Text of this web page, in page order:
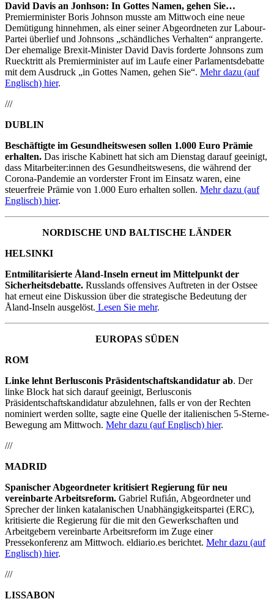
David Davis an Jonhson: In Gottes Namen, gehen Sie…
Premierminister Boris Johnson musste am Mittwoch eine neue
Demütigung hinnehmen, als einer seiner Abgeordneten zur Labour-
Partei überlief und Johnsons „schändliches Verhalten“ anprangerte.
Der ehemalige Brexit-Minister David Davis forderte Johnsons zum
Ruecktritt als Premierminister auf im Laufe einer Parlamentsdebatte
mit dem Ausdruck „in Gottes Namen, gehen Sie“. Mehr dazu (auf
Englisch) hier.
///
DUBLIN
Beschäftigte im Gesundheitswesen sollen 1.000 Euro Prämie
erhalten. Das irische Kabinett hat sich am Dienstag darauf geeinigt,
dass Mitarbeiter:innen des Gesundheitswesens, die während der
Corona-Pandemie an vorderster Front im Einsatz waren, eine
steuerfreie Prämie von 1.000 Euro erhalten sollen. Mehr dazu (auf
Englisch) hier.
NORDISCHE UND BALTISCHE LÄNDER
HELSINKI
Entmilitarisierte Åland-Inseln erneut im Mittelpunkt der
Sicherheitsdebatte. Russlands offensives Auftreten in der Ostsee
hat erneut eine Diskussion über die strategische Bedeutung der
Åland-Inseln ausgelöst. Lesen Sie mehr.
EUROPAS SÜDEN
ROM
Linke lehnt Berlusconis Präsidentschaftskandidatur ab. Der
linke Block hat sich darauf geeinigt, Berlusconis
Präsidentschaftskandidatur abzulehnen, falls er von der Rechten
nominiert werden sollte, sagte eine Quelle der italienischen 5-Sterne-
Bewegung am Mittwoch. Mehr dazu (auf Englisch) hier.
///
MADRID
Spanischer Abgeordneter kritisiert Regierung für neu
vereinbarte Arbeitsreform. Gabriel Rufián, Abgeordneter und
Sprecher der linken katalanischen Unabhängigkeitspartei (ERC),
kritisierte die Regierung für die mit den Gewerkschaften und
Arbeitgebern vereinbarte Arbeitsreform im Zuge einer
Pressekonferenz am Mittwoch. eldiario.es berichtet. Mehr dazu (auf
Englisch) hier.
///
LISSABON